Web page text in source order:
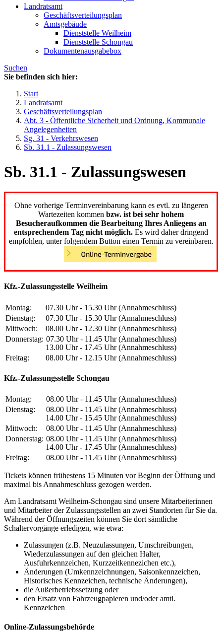
Landratsamt
Geschäftsverteilungsplan
Amtsgebäude
Dienststelle Weilheim
Dienststelle Schongau
Dokumentenausgabebox
Suchen
Sie befinden sich hier:
Start
Landratsamt
Geschäftsverteilungsplan
Abt. 3 - Öffentliche Sicherheit und Ordnung, Kommunale
Angelegenheiten
Sg. 31 - Verkehrswesen
Sb. 31.1 - Zulassungswesen
Sb. 31.1 - Zulassungswesen
Ohne vorherige Terminvereinbarung kann es evtl. zu längeren
Wartezeiten kommen bzw. ist bei sehr hohem
Besucheraufkommen die Bearbeitung Ihres Anliegens an
entsprechendem Tag nicht möglich. Es wird daher dringend
empfohlen, unter folgendem Button einen Termin zu vereinbaren.
Kfz.-Zulassungsstelle Weilheim
Montag:
07.30 Uhr - 15.30 Uhr (Annahmeschluss)
Dienstag:
07.30 Uhr - 15.30 Uhr (Annahmeschluss)
Mittwoch:
08.00 Uhr - 12.30 Uhr (Annahmeschluss)
Donnerstag: 07.30 Uhr - 11.45 Uhr (Annahmeschluss)
13.00 Uhr - 17.45 Uhr (Annahmeschluss)
Freitag:
08.00 Uhr - 12.15 Uhr (Annahmeschluss)
Kfz.-Zulassungsstelle Schongau
Montag:
08.00 Uhr - 11.45 Uhr (Annahmeschluss)
Dienstag:
08.00 Uhr - 11.45 Uhr (Annahmeschluss)
14.00 Uhr - 15.45 Uhr (Annahmeschluss)
Mittwoch:
08.00 Uhr - 11.45 Uhr (Annahmeschluss)
Donnerstag: 08.00 Uhr - 11.45 Uhr (Annahmeschluss)
14.00 Uhr - 17.45 Uhr (Annahmeschluss)
Freitag:
08.00 Uhr - 11.45 Uhr (Annahmeschluss)
Tickets können frühestens 15 Minuten vor Beginn der Öffnung und
maximal bis Annahmeschluss gezogen werden.
Am Landratsamt Weilheim-Schongau sind unsere Mitarbeiterinnen
und Mitarbeiter der Zulassungsstellen an zwei Standorten für Sie da.
Während der Öffnungszeiten können Sie dort sämtliche
Schaltervorgänge erledigen, wie etwa:
Zulassungen (z.B. Neuzulassungen, Umschreibungen,
Wiederzulassungen auf den gleichen Halter,
Ausfuhrkennzeichen, Kurzzeitkennezichen etc.),
Änderungen (Umkennzeichnungen, Saisonkennzeichen,
Historisches Kennzeichen, technische Änderungen),
die Außerbetriebssetzung oder
den Ersatz von Fahrzeugpapieren und/oder amtl.
Kennzeichen
Online-Zulassungsbehörde